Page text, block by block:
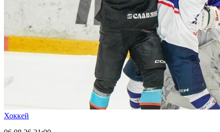
Хоккей